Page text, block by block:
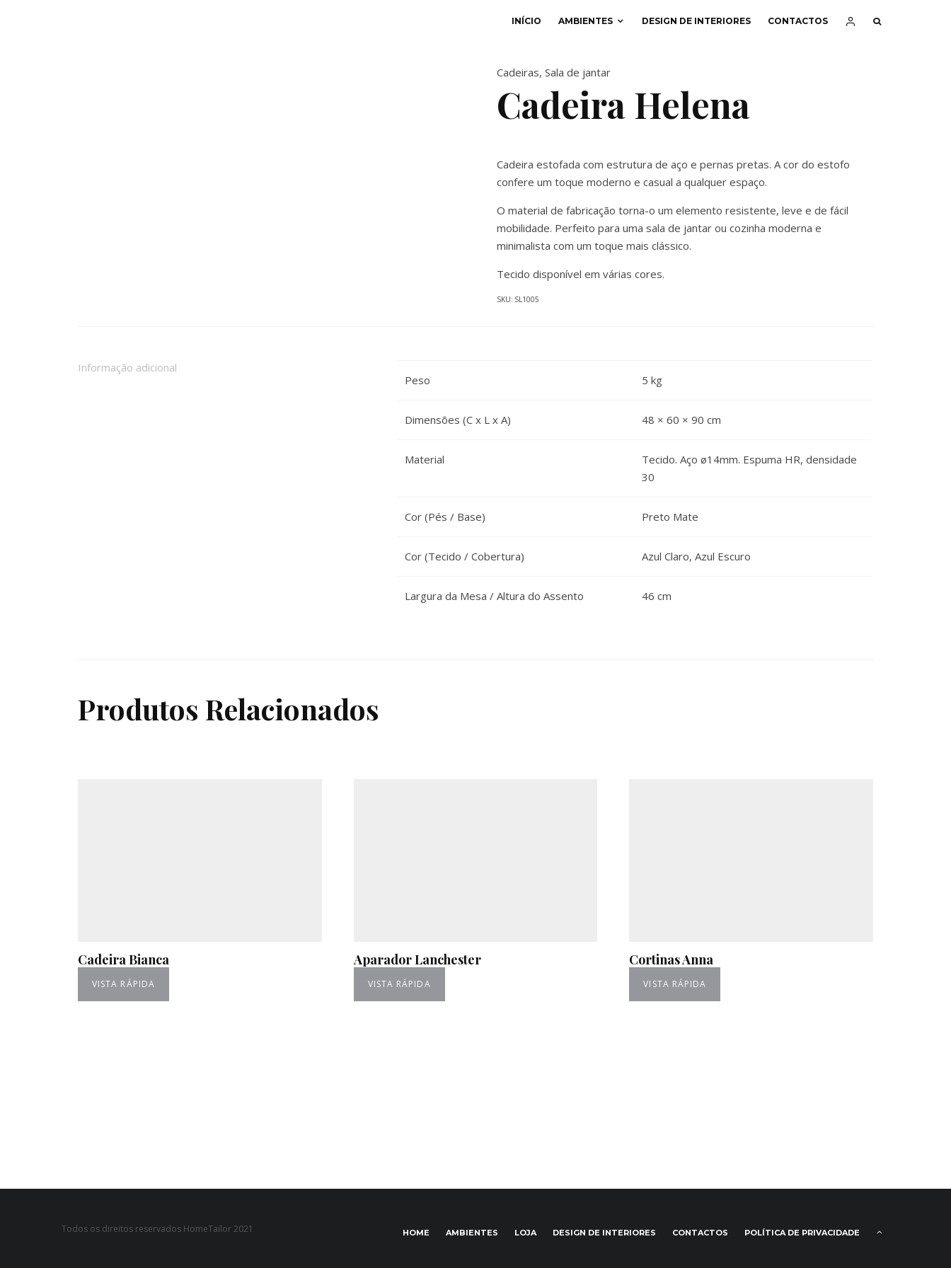
INÍCIO AMBIENTES DESIGN DE INTERIORES CONTACTOS
Cadeiras, Sala de jantar
Cadeira Helena
Cadeira estofada com estrutura de aço e pernas pretas. A cor do estofo
confere um toque moderno e casual a qualquer espaço.
O material de fabricação torna-o um elemento resistente, leve e de fácil
mobilidade. Perfeito para uma sala de jantar ou cozinha moderna e
minimalista com um toque mais clássico.
Tecido disponível em várias cores.
SKU: SL1005
Informação adicional
Peso
5 kg
Dimensões (C x L x A) 48 × 60 × 90 cm
Material
Tecido. Aço ø14mm. Espuma HR, densidade
30
Cor (Pés / Base) Preto Mate
Cor (Tecido / Cobertura) Azul Claro, Azul Escuro
Largura da Mesa / Altura do Assento 46 cm
Produtos Relacionados
Cadeira Bianca
VISTA RÁPIDA
Aparador Lanchester
VISTA RÁPIDA
Cortinas Anna
VISTA RÁPIDA
Todos os direitos reservados HomeTailor 2021 HOME AMBIENTES LOJA DESIGN DE INTERIORES CONTACTOS POLÍTICA DE PRIVACIDADE